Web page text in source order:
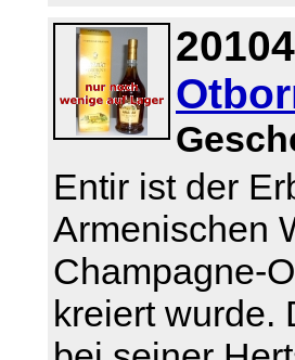
Entir ist der
Armenischen
Champagne-
kreiert wurde.